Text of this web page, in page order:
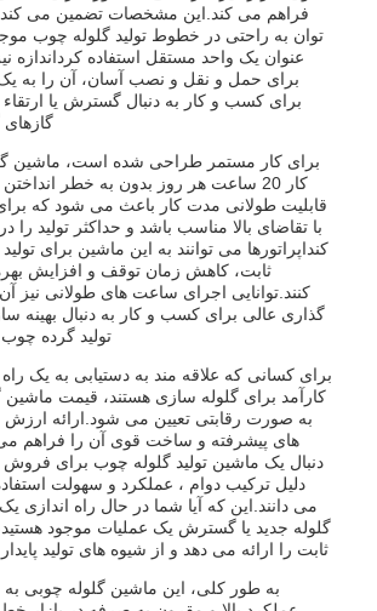
فراهم می کند.این مشخصات تضمین می
توان به راحتی در خطوط تولید گلوله چوب
عنوان یک واحد مستقل استفاده کرداندازه
برای حمل و نقل و نصب آسان، آن را به یک
برای کسب و کار به دنبال گسترش یا
گازهای
برای کار مستمر طراحی شده است، ماشین
کار 20 ساعت هر روز بدون به خطر
قابلیت طولانی مدت کار باعث می شود که برای
با تقاضای بالا مناسب باشد و حداکثر تولید
کنداپراتورها می توانند به این ماشین برای
ثابت، کاهش زمان توقف و افزایش
کنند.توانایی اجرای ساعت های طولانی نیز
گذاری عالی برای کسب و کار به دنبال بهینه
تولید گرده
برای کسانی که علاقه مند به دستیابی به یک
کارآمد برای گلوله سازی هستند، قیمت
به صورت رقابتی تعیین می شود.ارائه ارزش
های پیشرفته و ساخت قوی آن را فراهم
دنبال یک ماشین تولید گلوله چوب برای
دلیل ترکیب دوام ، عملکرد و سهولت
می دانند.این که آیا شما در حال راه اندازی
گلوله جدید یا گسترش یک عملیات موجود هستید،
ثابت را ارائه می دهد و از شیوه های تولید
به طور کلی، این ماشین گلوله چوبی به